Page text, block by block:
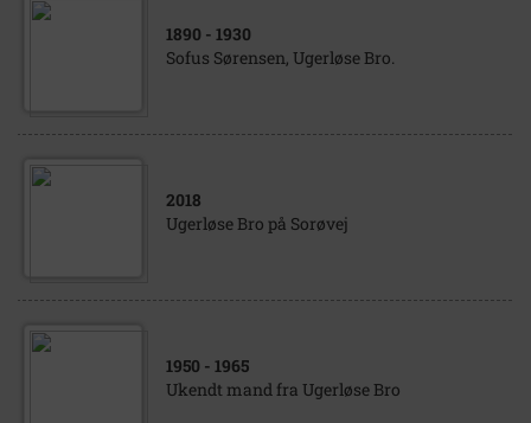
1890 - 1930
Sofus Sørensen, Ugerløse Bro.
2018
Ugerløse Bro på Sorøvej
1950 - 1965
Ukendt mand fra Ugerløse Bro